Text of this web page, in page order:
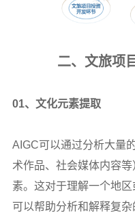
二、文旅项
01、文化元素提取
AIGC可以通过分析大量
术作品、社会媒体内容
素。这对于理解一个地
可以帮助分析和解释复